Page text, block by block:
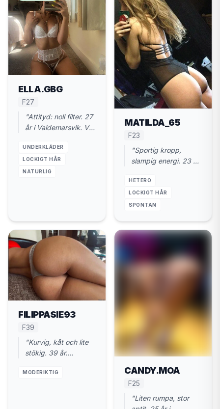
ELLA.GBG
F27
"Attityd: noll filter. 27
år i Valdemarsvik. Vill
punkt."
UNDERKLÄDER
LOCKIGT HÅR
NATURLIG
MATILDA_65
F23
"Sportig kropp,
slampig energi. 23 år
Snabb träff, sen
hem."
HETERO
LOCKIGT HÅR
SPONTAN
FILIPPASIE93
F39
"Kurvig, kåt och lite
stökig. 39 år.
när du styr."
MODERIKTIG CANDY.MOA
F25
"Liten rumpa, stor